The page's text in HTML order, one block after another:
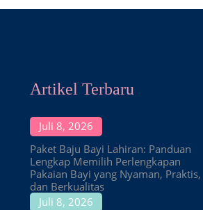
Artikel Terbaru
Juli 8, 2026
Paket Baju Bayi Lahiran: Panduan
Lengkap Memilih Perlengkapan
Pakaian Bayi yang Nyaman, Praktis,
dan Berkualitas
Juli 8, 2026